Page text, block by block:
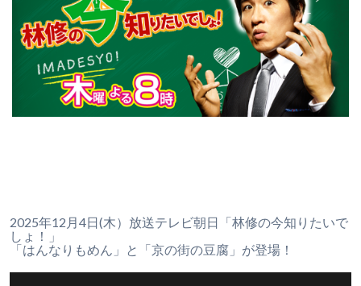
2025年12月4日(木）放送テレビ朝日「林修の今知りたいで
しょ！」
「はんなりもめん」と「京の街の豆腐」が登場！